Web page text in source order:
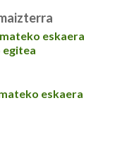
eskaera
eskaera